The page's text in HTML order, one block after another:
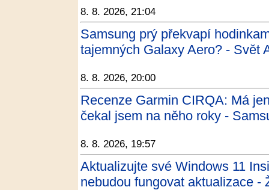
8. 8. 2026, 21:04
Samsung prý překvapí
tajemných Galaxy Aero? - Svět
8. 8. 2026, 20:00
Recenze Garmin CIRQA: Má
čekal jsem na něho roky -
8. 8. 2026, 19:57
Aktualizujte své Windows 11
nebudou fungovat aktualizace -